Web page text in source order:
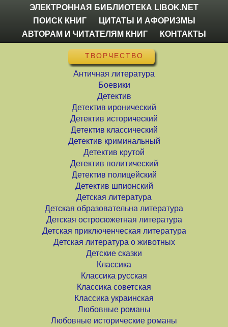
ЭЛЕКТРОННАЯ БИБЛИОТЕКА LIBOK.NET
ПОИСК КНИГ
ЦИТАТЫ И АФОРИЗМЫ
АВТОРАМ И ЧИТАТЕЛЯМ КНИГ
КОНТАКТЫ
ТВОРЧЕСТВО
Античная литература
Боевики
Детектив
Детектив иронический
Детектив исторический
Детектив классический
Детектив криминальный
Детектив крутой
Детектив политический
Детектив полицейский
Детектив шпионский
Детская литература
Детская образовательна литература
Детская остросюжетная литература
Детская приключенческая литература
Детская литература о животных
Детские сказки
Классика
Классика русская
Классика советская
Классика украинская
Любовные романы
Любовные исторические романы